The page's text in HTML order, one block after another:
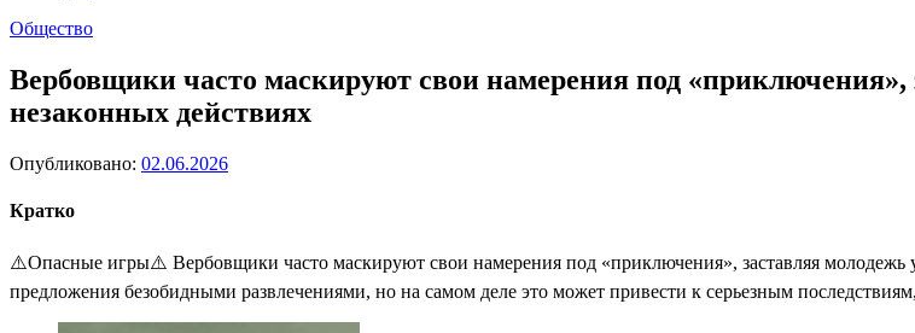
Общество
Вербовщики часто маскируют свои намерения под «приключения»,
незаконных действиях
Опубликовано: 02.06.2026
Кратко
⚠️Опасные игры⚠️ Вербовщики часто маскируют свои намерения под «приключения», заставляя молодежь
предложения безобидными развлечениями, но на самом деле это может привести к серьезным